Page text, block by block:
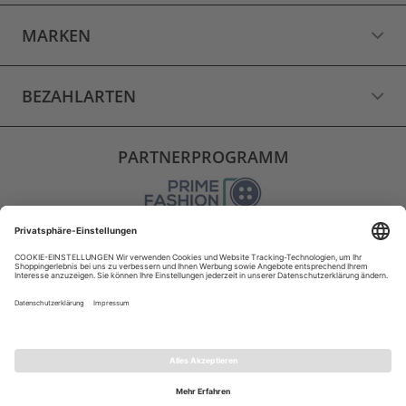
MARKEN
BEZAHLARTEN
PARTNERPROGRAMM
VERSAND
WIDERRUF